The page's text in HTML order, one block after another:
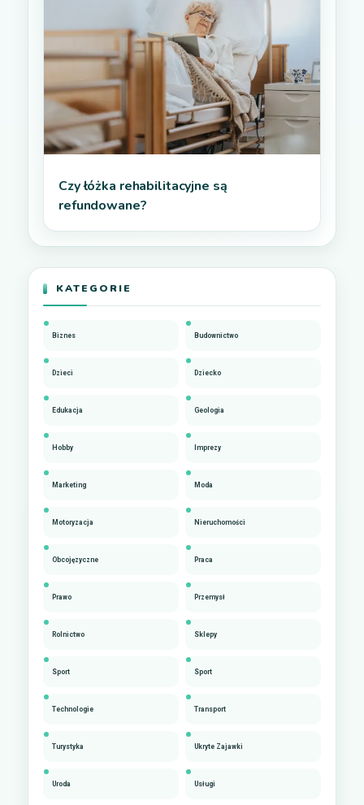
Czy łóżka rehabilitacyjne są
refundowane?
KATEGORIE
Biznes Budownictwo
Dzieci Dziecko
Edukacja Geologia
Hobby Imprezy
Marketing Moda
Motoryzacja Nieruchomości
Obcojęzyczne Praca
Prawo Przemysł
Rolnictwo Sklepy
Sport Sport
Technologie Transport
Turystyka Ukryte Zajawki
Uroda Usługi